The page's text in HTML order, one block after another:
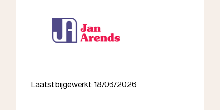
Laatst bijgewerkt: 18/06/2026